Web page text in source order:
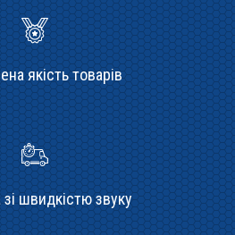
якість товарів
швидкістю звуку